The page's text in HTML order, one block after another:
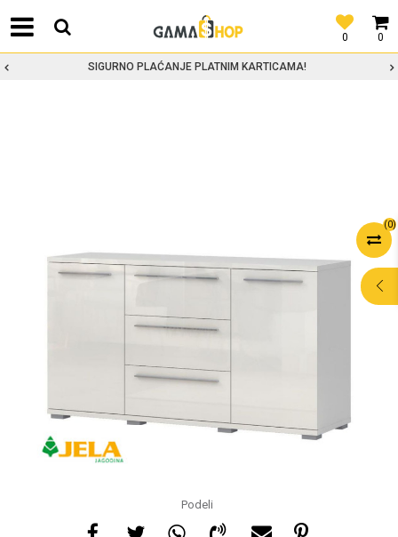
0
0
SIGURNO PLAĆANJE PLATNIM KARTICAMA!
(0)
Podeli
KUPOVINI
Za više informacija, pomoć